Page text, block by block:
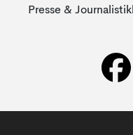
Presse &